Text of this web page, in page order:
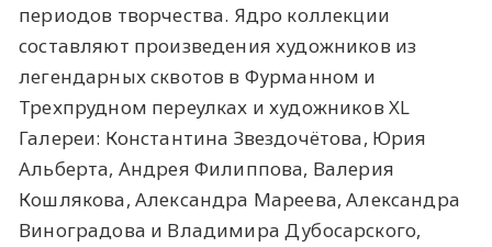
периодов творчества. Ядро коллекции
составляют произведения художников из
легендарных сквотов в Фурманном и
Трехпрудном переулках и художников XL
Галереи: Константина Звездочётова, Юрия
Альберта, Андрея Филиппова, Валерия
Кошлякова, Александра Мареева, Александра
Виноградова и Владимира Дубосарского,